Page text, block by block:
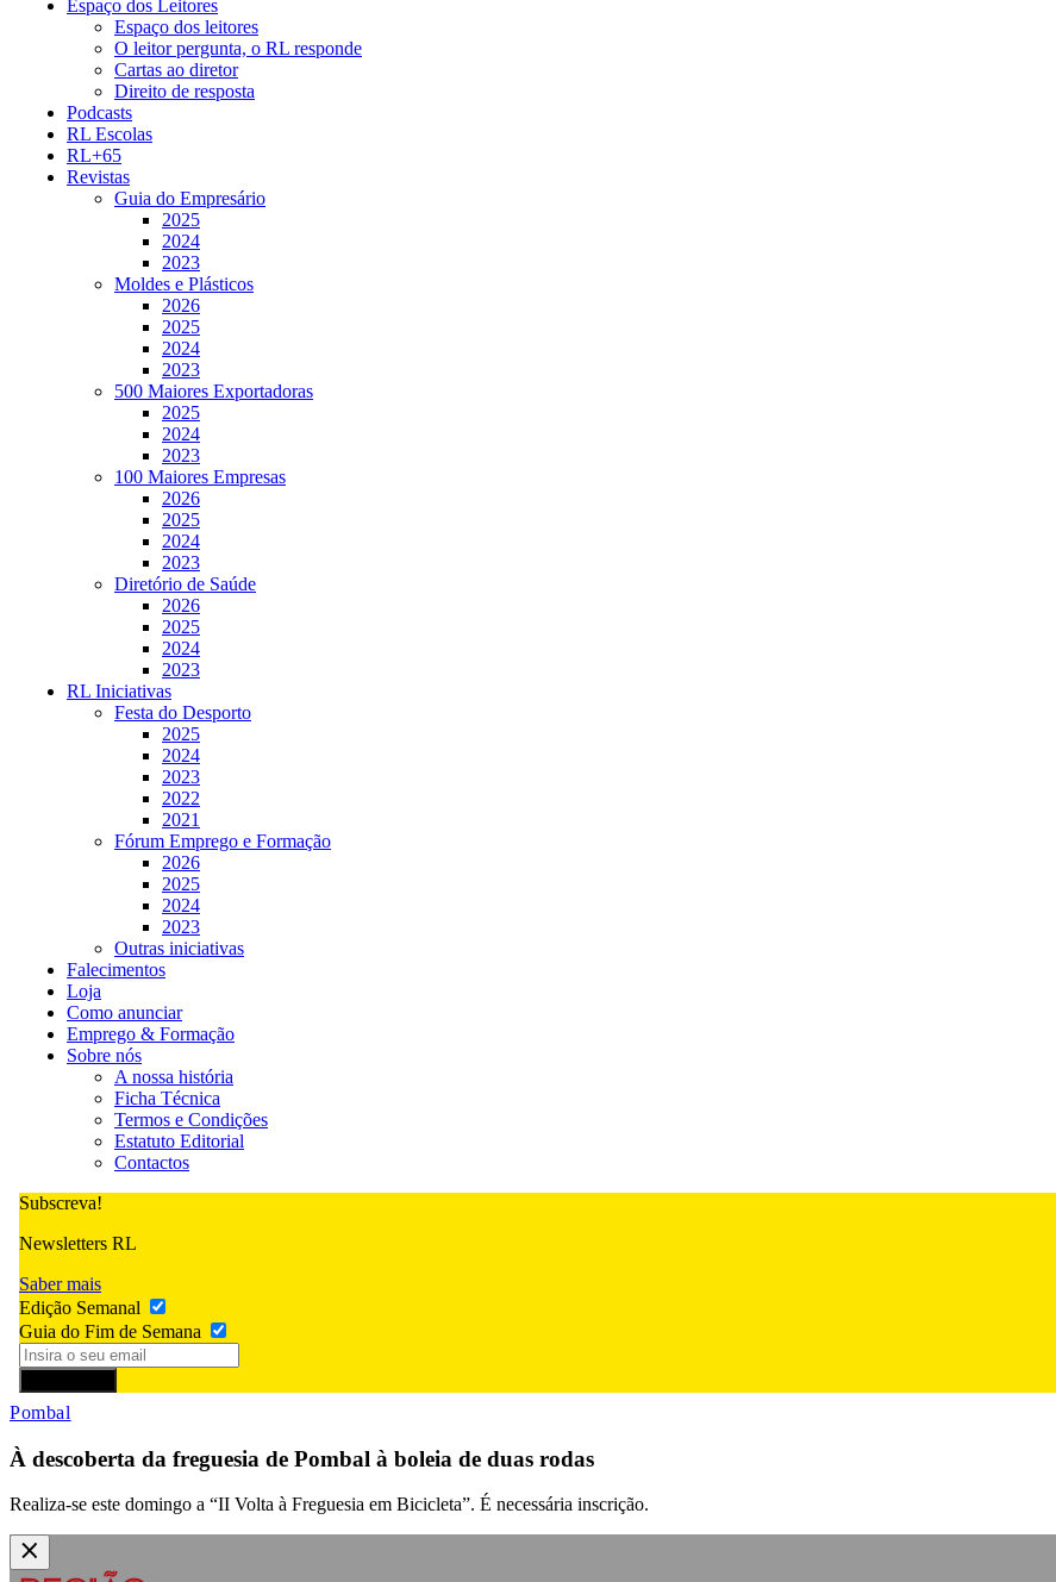
Espaço dos Leitores
Espaço dos leitores
O leitor pergunta, o RL responde
Cartas ao diretor
Direito de resposta
Podcasts
RL Escolas
RL+65
Revistas
Guia do Empresário
2025
2024
2023
Moldes e Plásticos
2026
2025
2024
2023
500 Maiores Exportadoras
2025
2024
2023
100 Maiores Empresas
2026
2025
2024
2023
Diretório de Saúde
2026
2025
2024
2023
RL Iniciativas
Festa do Desporto
2025
2024
2023
2022
2021
Fórum Emprego e Formação
2026
2025
2024
2023
Outras iniciativas
Falecimentos
Loja
Como anunciar
Emprego & Formação
Sobre nós
A nossa história
Ficha Técnica
Termos e Condições
Estatuto Editorial
Contactos
Subscreva!
Newsletters RL
Saber mais
Edição Semanal
Guia do Fim de Semana
Pombal
À descoberta da freguesia de Pombal à boleia de duas rodas
Realiza-se este domingo a “II Volta à Freguesia em Bicicleta”. É necessária inscrição.